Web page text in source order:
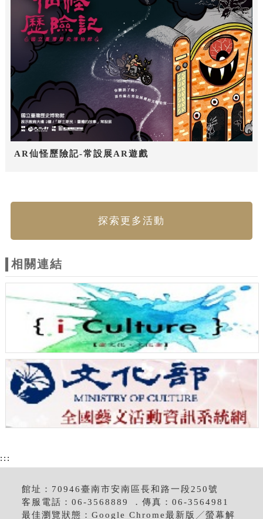
AR仙怪歷險記-常設展AR遊戲
探索更多活動
相關連結
:::
館址：70946臺南市安南區長和路一段250號
客服電話：06-3568889 ．傳真：06-3564981
最佳瀏覽狀態：Google Chrome最新版╱螢幕解